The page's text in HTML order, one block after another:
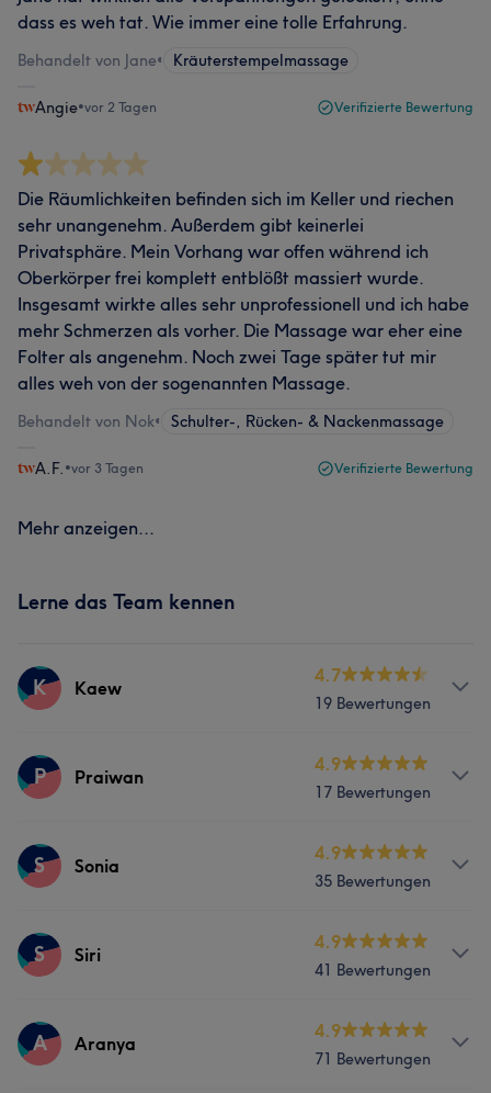
dass es weh tat. Wie immer eine tolle Erfahrung.
Behandelt von Jane• Kräuterstempelmassage
Angie•vor 2 Tagen Verifizierte Bewertung
Die Räumlichkeiten befinden sich im Keller und riechen
sehr unangenehm. Außerdem gibt keinerlei
Privatsphäre. Mein Vorhang war offen während ich
Oberkörper frei komplett entblößt massiert wurde.
Insgesamt wirkte alles sehr unprofessionell und ich habe
mehr Schmerzen als vorher. Die Massage war eher eine
Folter als angenehm. Noch zwei Tage später tut mir
alles weh von der sogenannten Massage.
Behandelt von Nok• Schulter-, Rücken- & Nackenmassage
A.F. •vor 3 Tagen Verifizierte Bewertung
Mehr anzeigen...
Lerne das Team kennen
K Kaew
4.7
19 Bewertungen
Services
P Praiwan
4.9
17 Bewertungen
Services
S Sonia
4.9
35 Bewertungen
Services
S Siri
4.9
41 Bewertungen
Services
A Aranya
4.9
71 Bewertungen